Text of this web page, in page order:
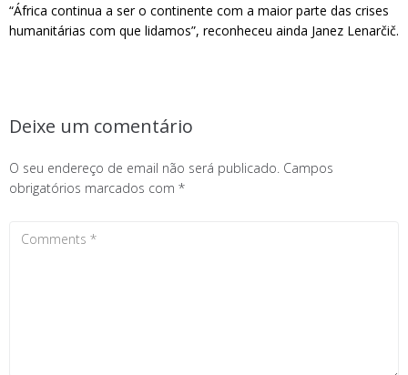
“África continua a ser o continente com a maior parte das crises
humanitárias com que lidamos”, reconheceu ainda Janez Lenarčič.
Deixe um comentário
O seu endereço de email não será publicado. Campos
obrigatórios marcados com *